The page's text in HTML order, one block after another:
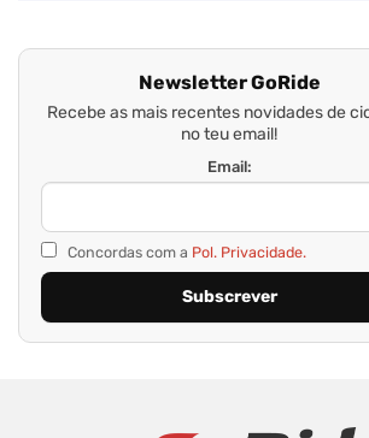
Newsletter GoRide
Recebe as mais recentes novidades de
no teu email!
Email:
Concordas com a Pol. Privacidade.